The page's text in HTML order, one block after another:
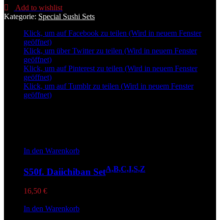
Add to wishlist
Kategorie: Special Sushi Sets
Klick, um auf Facebook zu teilen (Wird in neuem Fenster
geöffnet)
Klick, um über Twitter zu teilen (Wird in neuem Fenster
geöffnet)
Klick, um auf Pinterest zu teilen (Wird in neuem Fenster
geöffnet)
Klick, um auf Tumblr zu teilen (Wird in neuem Fenster
geöffnet)
In den Warenkorb
S50f. Daiichiban SetA,B,C,I,S,Z
16,50 €
In den Warenkorb